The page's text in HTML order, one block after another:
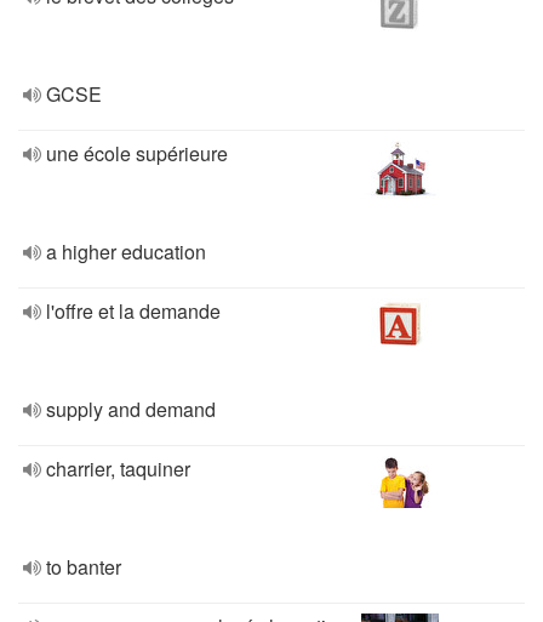
GCSE
une école supérieure
a higher education
l'offre et la demande
supply and demand
charrier, taquiner
to banter